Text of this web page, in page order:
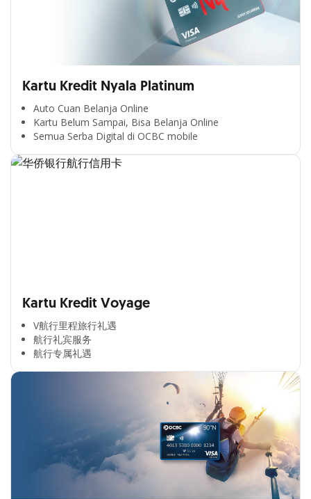
Kartu Kredit Nyala Platinum
Auto Cuan Belanja Online
Kartu Belum Sampai, Bisa Belanja Online
Semua Serba Digital di OCBC mobile
Kartu Kredit Voyage
V航行里程旅行礼遇
航行礼宾服务
航行专属礼遇